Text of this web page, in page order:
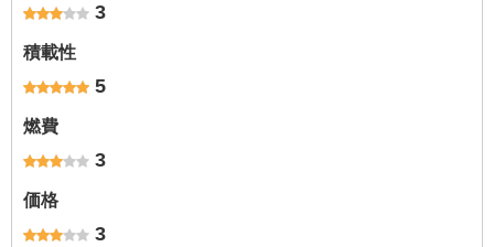
3
積載性
5
燃費
3
価格
3